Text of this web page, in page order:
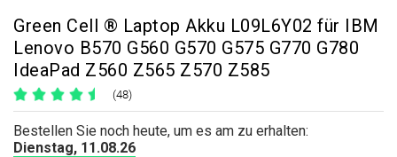
Green Cell ® Laptop Akku L09L6Y02 für IBM
Lenovo B570 G560 G570 G575 G770 G780
IdeaPad Z560 Z565 Z570 Z585
(48)
Bestellen Sie noch heute, um es am zu erhalten:
Dienstag, 11.08.26